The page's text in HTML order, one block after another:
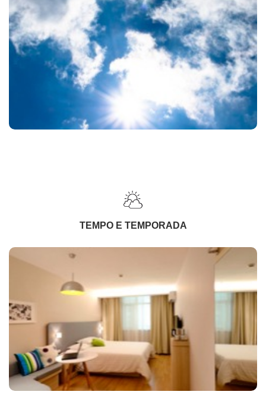
TEMPO E TEMPORADA